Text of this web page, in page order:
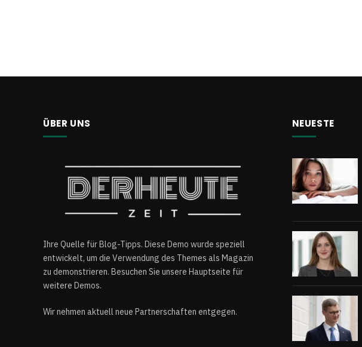
ÜBER UNS
Ihre Quelle für Blog-Tipps. Diese Demo wurde speziell
entwickelt, um die Verwendung des Themes als Magazin
zu demonstrieren. Besuchen Sie unsere Hauptseite für
weitere Demos.
Wir nehmen aktuell neue Partnerschaften entgegen.
NEUESTE